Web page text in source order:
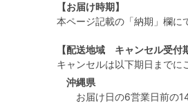
【お届け時期】
本ページ記載の「納期」欄に
【配送地域 キャンセル受付
キャンセルは以下期日までに
沖縄県
お届け日の6営業日前の